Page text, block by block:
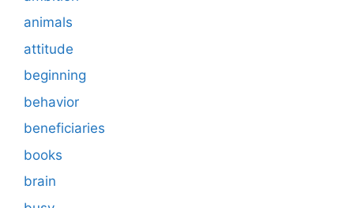
animals
attitude
beginning
behavior
beneficiaries
books
brain